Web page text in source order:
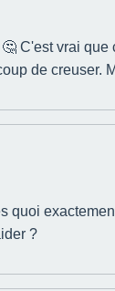
C'est vrai
de creuser.
?